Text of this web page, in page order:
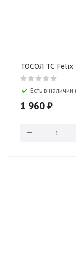
ТОСОЛ ТС Felix
Есть в наличии
1 960 ₽